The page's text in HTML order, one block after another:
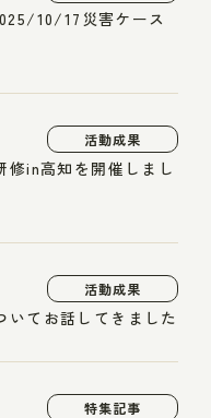
10/17災害ケース
活動成果
in高知を開催しまし
活動成果
てお話してきました
特集記事